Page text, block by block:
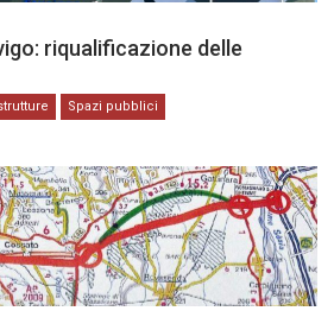
riqualificazione delle
Spazi pubblici